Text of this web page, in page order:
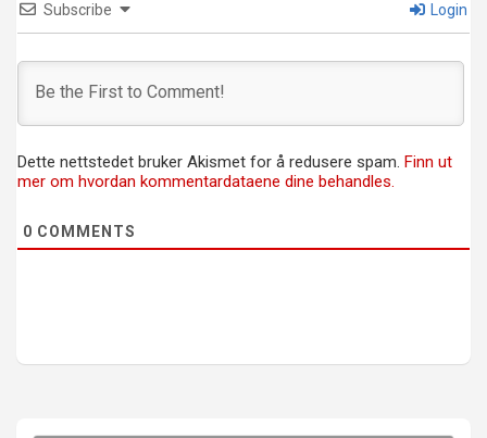
Subscribe Login
Dette nettstedet bruker Akismet for å redusere spam. Finn ut
mer om hvordan kommentardataene dine behandles.
0 COMMENTS